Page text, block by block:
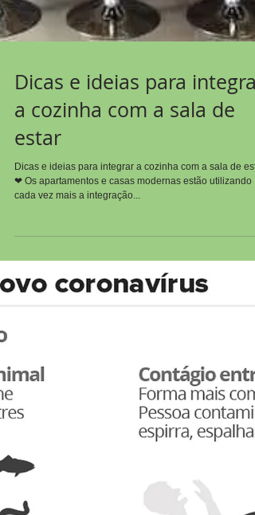
Dicas e ideias para integrar
Dicas e ideias para integrar a cozinha com a sala de
❤ Os apartamentos e casas modernas estão utilizando
cada vez mais a integração...